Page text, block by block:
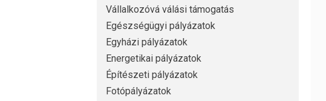
Vállalkozóvá válási támogatás
Egészségügyi pályázatok
Egyházi pályázatok
Energetikai pályázatok
Építészeti pályázatok
Fotópályázatok